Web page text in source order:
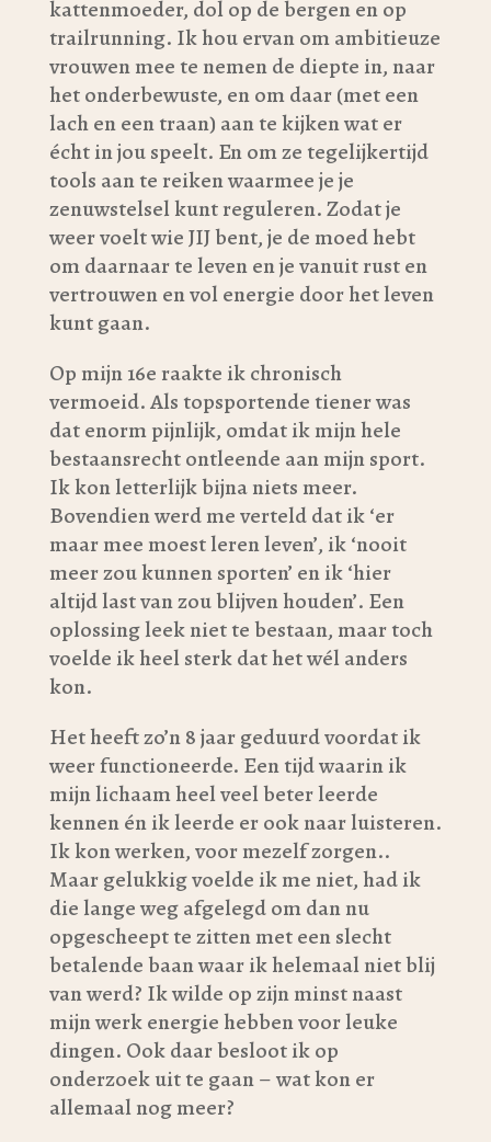
kattenmoeder, dol op de bergen en op
trailrunning. Ik hou ervan om ambitieuze
vrouwen mee te nemen de diepte in, naar
het onderbewuste, en om daar (met een
lach en een traan) aan te kijken wat er
écht in jou speelt. En om ze tegelijkertijd
tools aan te reiken waarmee je je
zenuwstelsel kunt reguleren. Zodat je
weer voelt wie JIJ bent, je de moed hebt
om daarnaar te leven en je vanuit rust en
vertrouwen en vol energie door het leven
kunt gaan.
Op mijn 16e raakte ik chronisch
vermoeid. Als topsportende tiener was
dat enorm pijnlijk, omdat ik mijn hele
bestaansrecht ontleende aan mijn sport.
Ik kon letterlijk bijna niets meer.
Bovendien werd me verteld dat ik ‘er
maar mee moest leren leven’, ik ‘nooit
meer zou kunnen sporten’ en ik ‘hier
altijd last van zou blijven houden’. Een
oplossing leek niet te bestaan, maar toch
voelde ik heel sterk dat het wél anders
kon.
Het heeft zo’n 8 jaar geduurd voordat ik
weer functioneerde. Een tijd waarin ik
mijn lichaam heel veel beter leerde
kennen én ik leerde er ook naar luisteren.
Ik kon werken, voor mezelf zorgen..
Maar gelukkig voelde ik me niet, had ik
die lange weg afgelegd om dan nu
opgescheept te zitten met een slecht
betalende baan waar ik helemaal niet blij
van werd? Ik wilde op zijn minst naast
mijn werk energie hebben voor leuke
dingen. Ook daar besloot ik op
onderzoek uit te gaan – wat kon er
allemaal nog meer?